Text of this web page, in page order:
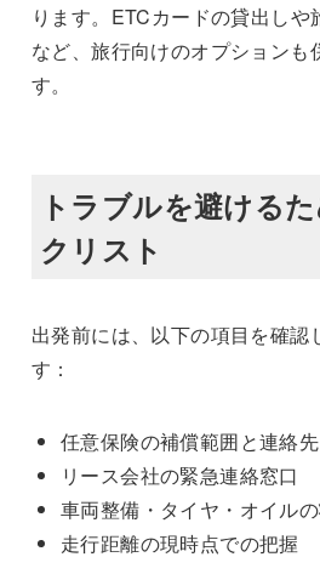
ります。ETCカードの貸出し
など、旅行向けのオプション
す。
トラブルを避ける
クリスト
出発前には、以下の項目を確
す：
任意保険の補償範囲と連絡先
リース会社の緊急連絡窓口
車両整備・タイヤ・オイル
走行距離の現時点での把握